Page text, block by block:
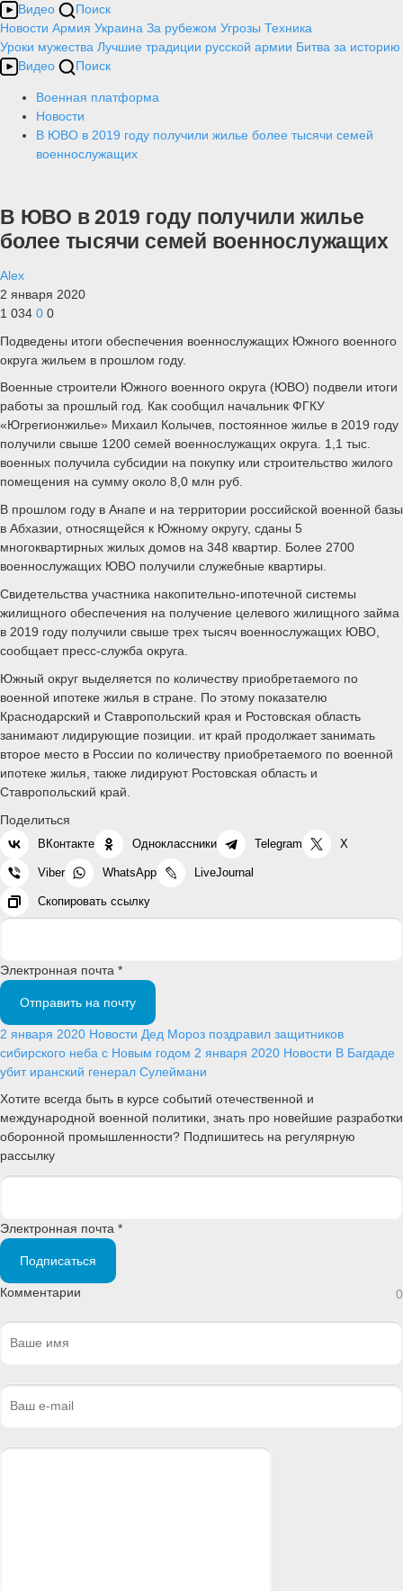
Видео
Поиск
Новости Армия Украина За рубежом Угрозы Техника
Уроки мужества Лучшие традиции русской армии Битва за историю
Видео
Поиск
Военная платформа
Новости
В ЮВО в 2019 году получили жилье более тысячи семей
военнослужащих
В ЮВО в 2019 году получили жилье
более тысячи семей военнослужащих
Alex
2 января 2020
1 034 0 0
Подведены итоги обеспечения военнослужащих Южного военного
округа жильем в прошлом году.
Военные строители Южного военного округа (ЮВО) подвели итоги
работы за прошлый год. Как сообщил начальник ФГКУ
«Югрегионжилье» Михаил Колычев, постоянное жилье в 2019 году
получили свыше 1200 семей военнослужащих округа. 1,1 тыс.
военных получила субсидии на покупку или строительство жилого
помещения на сумму около 8,0 млн руб.
В прошлом году в Анапе и на территории российской военной базы
в Абхазии, относящейся к Южному округу, сданы 5
многоквартирных жилых домов на 348 квартир. Более 2700
военнослужащих ЮВО получили служебные квартиры.
Свидетельства участника накопительно-ипотечной системы
жилищного обеспечения на получение целевого жилищного займа
в 2019 году получили свыше трех тысяч военнослужащих ЮВО,
сообщает пресс-служба округа.
Южный округ выделяется по количеству приобретаемого по
военной ипотеке жилья в стране. По этому показателю
Краснодарский и Ставропольский края и Ростовская область
занимают лидирующие позиции. ит край продолжает занимать
второе место в России по количеству приобретаемого по военной
ипотеке жилья, также лидируют Ростовская область и
Ставропольский край.
Поделиться
ВКонтакте Одноклассники Telegram X
Viber WhatsApp LiveJournal
Скопировать ссылку
Электронная почта *
Отправить на почту
2 января 2020 Новости Дед Мороз поздравил защитников
сибирского неба с Новым годом 2 января 2020 Новости В Багдаде
убит иранский генерал Сулеймани
Хотите всегда быть в курсе событий отечественной и
международной военной политики, знать про новейшие разработки
оборонной промышленности? Подпишитесь на регулярную
рассылку
Электронная почта *
Подписаться
Комментарии 0